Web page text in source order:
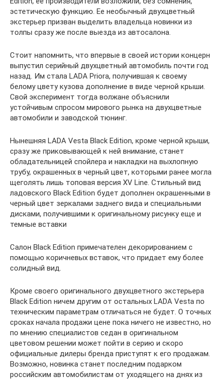
эстетическую функцию. Ее необычный двухцветный
экстерьер призван выделить владельца новинки из
толпы сразу же после выезда из автосалона.
Стоит напомнить, что впервые в своей истории концерн
выпустил серийный двухцветный автомобиль почти год
назад. Им стала LADA Priora, получившая к своему
белому цвету кузова дополнение в виде черной крыши.
Свой эксперимент тогда волжане объяснили
устойчивым спросом мирового рынка на двухцветные
автомобили и заводской тюнинг.
Нынешняя LADA Vesta Black Edition, кроме черной крыши,
сразу же приковывающей к ней внимание, станет
обладательницей спойлера и накладки на выхлопную
трубу, окрашенных в черный цвет, которыми ранее могла
щеголять лишь топовая версия XV Line. Стильный вид
ладовского Black Edition будет дополнен окрашенными в
черный цвет зеркалами заднего вида и специальными
дисками, получившими к оригинальному рисунку еще и
темные вставки
Салон Black Edition примечателен декорированием с
помощью коричневых вставок, что придает ему более
солидный вид.
Кроме своего оригинального двухцветного экстерьера
Black Edition ничем другим от остальных LADA Vesta по
техническим параметрам отличаться не будет. О точных
сроках начала продажи цене пока ничего не известно, но
по мнению специалистов седан в оригинальном
цветовом решении может пойти в серию и скоро
официальные дилеры бренда приступят к его продажам.
Возможно, новинка станет последним подарком
российским автомобилистам от уходящего на днях из